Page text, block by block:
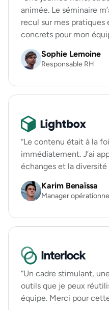
animée. Le séminaire
recul sur mes pratiques
concrets pour mon
Sophie Lemoine
Responsable RH
“Le contenu était à la
immédiatement. J’ai
échanges et la diversité
Karim Benaïssa
Manager
“Un cadre stimulant,
outils que je peux
équipe. Merci pour